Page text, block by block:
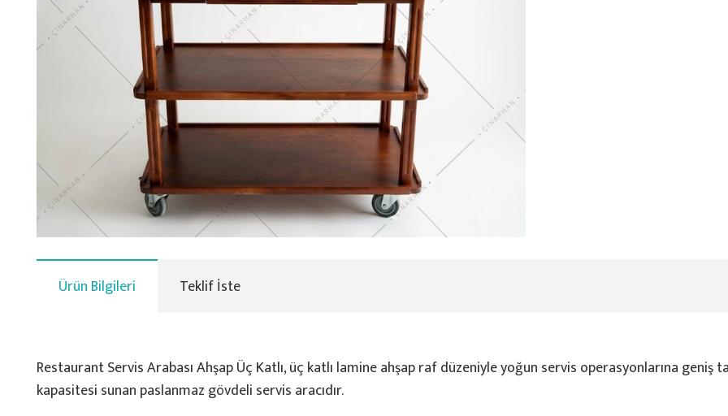
Ürün Bilgileri Teklif İste
Restaurant Servis Arabası Ahşap Üç Katlı, üç katlı lamine ahşap raf düzeniyle yoğun servis operasyonlarına geniş
kapasitesi sunan paslanmaz gövdeli servis aracıdır.